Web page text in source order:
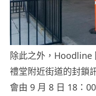
除此之外，Hoodline
禮堂附近街道的封鎖
會由 9 月 8 日 18：